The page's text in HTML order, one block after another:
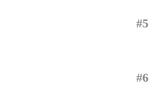
#5
#6